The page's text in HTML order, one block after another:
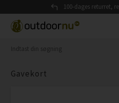
100-dages returret,
Gavekort